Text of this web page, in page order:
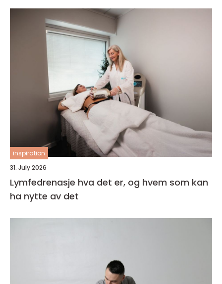
inspiration
31. July 2026
Lymfedrenasje hva det er, og hvem som kan
ha nytte av det